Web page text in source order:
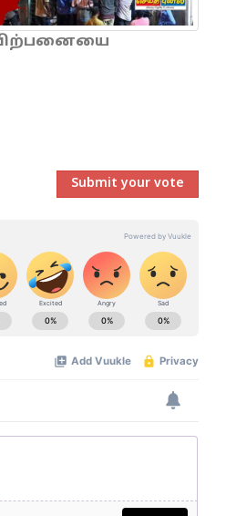
விற்பனையை
Submit your vote